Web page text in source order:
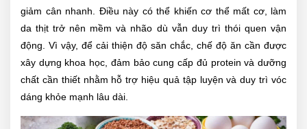
giảm cân nhanh. Điều này có thể khiến cơ thể mất cơ, làm
da thịt trở nên mềm và nhão dù vẫn duy trì thói quen vận
động. Vì vậy, để cải thiện độ săn chắc, chế độ ăn cần được
xây dựng khoa học, đảm bảo cung cấp đủ protein và dưỡng
chất cần thiết nhằm hỗ trợ hiệu quả tập luyện và duy trì vóc
dáng khỏe mạnh lâu dài.